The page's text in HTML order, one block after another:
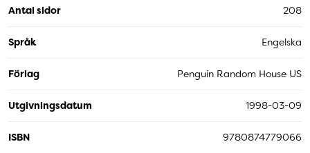
Antal sidor 208
Språk Engelska
Förlag Penguin Random House US
Utgivningsdatum 1998-03-09
ISBN 9780874779066